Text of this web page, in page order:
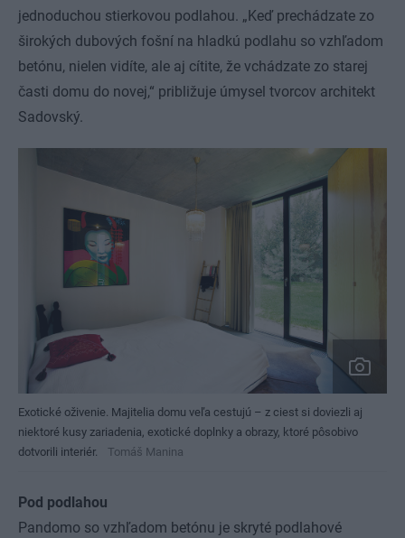
jednoduchou stierkovou podlahou. „Keď prechádzate zo
širokých dubových fošní na hladkú podlahu so vzhľadom
betónu, nielen vidíte, ale aj cítite, že vchádzate zo starej
časti domu do novej,“ približuje úmysel tvorcov architekt
Sadovský.
Exotické oživenie. Majitelia domu veľa cestujú – z ciest si doviezli aj
niektoré kusy zariadenia, exotické doplnky a obrazy, ktoré pôsobivo
dotvorili interiér.
Tomáš Manina
Pod podlahou
Pandomo so vzhľadom betónu je skryté podlahové